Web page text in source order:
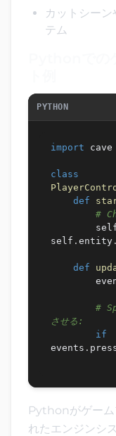
カットシー
テム
PYTHON
import cave
class
def
#
self . entity .
def
#
させる:
if
events .
Pythonがゲーム
れたエンジンシ